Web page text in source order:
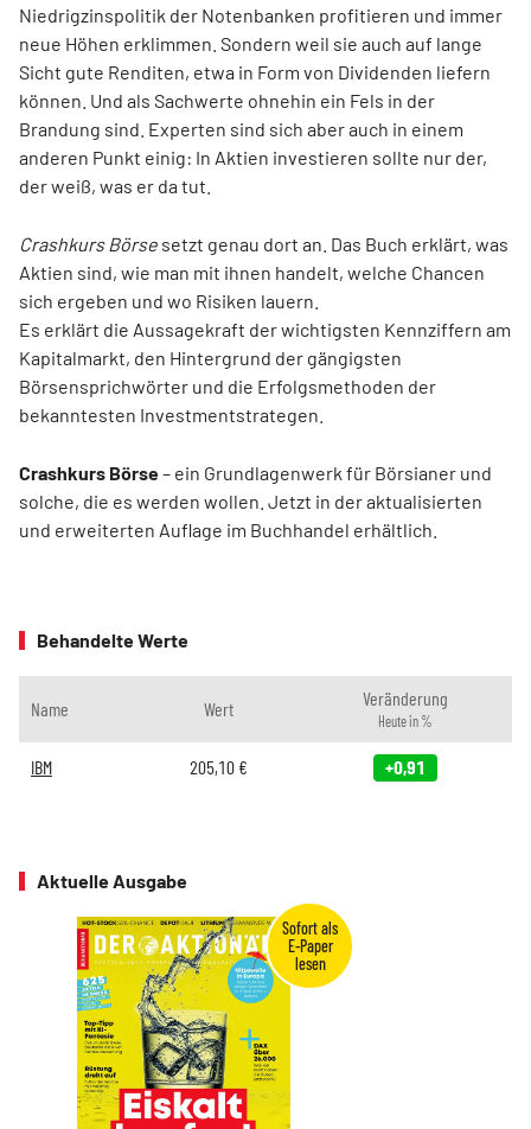
Niedrigzinspolitik der Notenbanken profitieren und immer
neue Höhen erklimmen. Sondern weil sie auch auf lange
Sicht gute Renditen, etwa in Form von Dividenden liefern
können. Und als Sachwerte ohnehin ein Fels in der
Brandung sind. Experten sind sich aber auch in einem
anderen Punkt einig: In Aktien investieren sollte nur der,
der weiß, was er da tut.
Crashkurs Börse setzt genau dort an. Das Buch erklärt, was
Aktien sind, wie man mit ihnen handelt, welche Chancen
sich ergeben und wo Risiken lauern.
Es erklärt die Aussagekraft der wichtigsten Kennziffern am
Kapitalmarkt, den Hintergrund der gängigsten
Börsensprichwörter und die Erfolgsmethoden der
bekanntesten Investmentstrategen.
Crashkurs Börse– ein Grundlagenwerk für Börsianer und
solche, die es werden wollen. Jetzt in der aktualisierten
und erweiterten Auflage im Buchhandel erhältlich.
Behandelte Werte
Name Wert Veränderung
Heute in %
IBM 205,10 € +0,91
Aktuelle Ausgabe